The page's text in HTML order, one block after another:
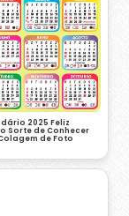
2025 Feliz
Sorte de Conhecer
de Foto